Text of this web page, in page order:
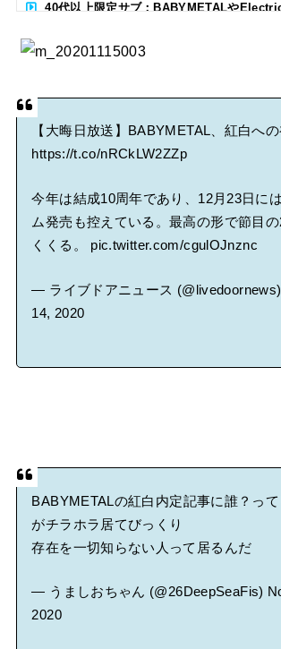
40代以上限定サブ：BABYMETALや
る人いる？ 【海外の反応】
【大晦日放送】BABYMETAL、紅白へ
https://t.co/nRCkLW2ZZp
今年は結成10周年であり、12月23日に
ム発売も控えている。最高の形で節目
くくる。 pic.twitter.com/cgulOJnznc
— ライブドアニュース (@livedoornews)
14, 2020
BABYMETALの紅白内定記事に誰？っ
がチラホラ居てびっくり
存在を一切知らない人って居るんだ
— うましおちゃん (@26DeepSeaFis)
2020